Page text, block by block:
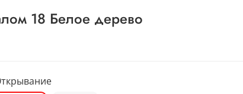
18 Белое дерево